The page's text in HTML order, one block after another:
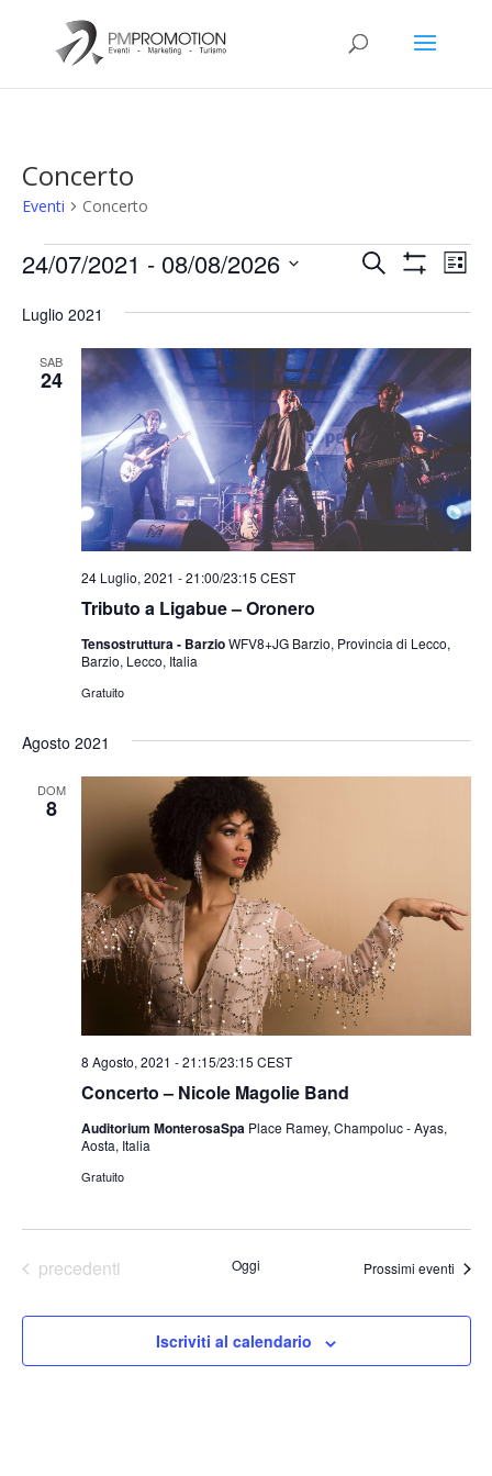
Concerto
Eventi Concerto
Eventi Eventi
e
viste
Cerca Lista
24/07/2021 - 08/08/2026
la
Luglio 2021
SAB
24
Tributo a Ligabue – Oronero
24 Luglio, 2021 - 21:00/23:15 CEST
Tensostruttura - BarzioWFV8+JG Barzio, Provincia di Lecco,
Barzio, Lecco, Italia
Gratuito
Agosto 2021
DOM
8
Concerto – Nicole Magolie Band
8 Agosto, 2021 - 21:15/23:15 CEST
Auditorium MonterosaSpa Place Ramey, Champoluc - Ayas,
Aosta, Italia
Gratuito
Eventi
precedenti Oggi Prossimi eventi
Iscriviti al calendario